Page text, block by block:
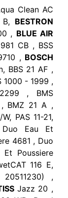
Clean AC
BESTRON
, BLUE AIR
CB , BSS
, BOSCH
BBS 21 AF ,
1000 - 1999 ,
, BMS
, BMZ 21 A ,
PAS 11-21,
Duo Eau Et
4681 , Duo
Poussiere
116 E,
,
Jazz 20 ,